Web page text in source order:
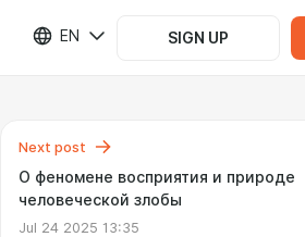
EN SIGN UP
Next post
О феномене восприятия и природе
человеческой злобы
Jul 24 2025 13:35